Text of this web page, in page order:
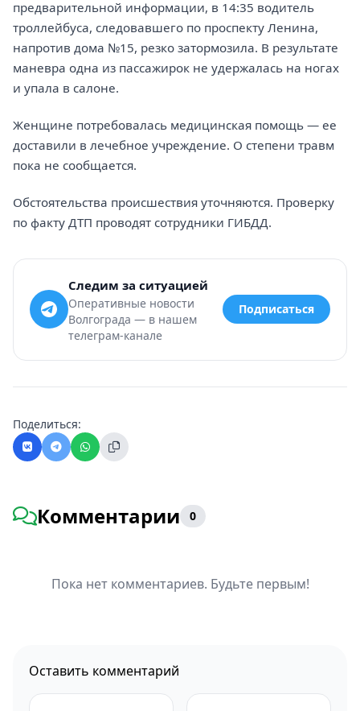
предварительной информации, в 14:35 водитель
троллейбуса, следовавшего по проспекту Ленина,
напротив дома №15, резко затормозила. В результате
маневра одна из пассажирок не удержалась на ногах
и упала в салоне.
Женщине потребовалась медицинская помощь — ее
доставили в лечебное учреждение. О степени травм
пока не сообщается.
Обстоятельства происшествия уточняются. Проверку
по факту ДТП проводят сотрудники ГИБДД.
Следим за ситуацией
Оперативные новости
Волгограда — в нашем
телеграм-канале
Подписаться
Поделиться:
Комментарии 0
Пока нет комментариев. Будьте первым!
Оставить комментарий